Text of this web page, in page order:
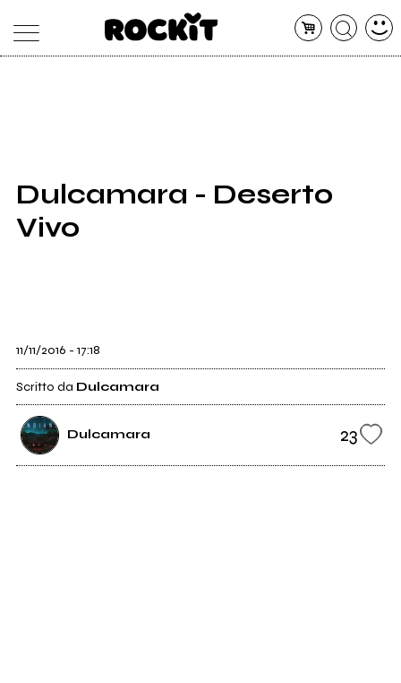
SHOP
RADIO
Dulcamara - Deserto
Vivo
11/11/2016 - 17:18
Scritto da Dulcamara
Dulcamara 23